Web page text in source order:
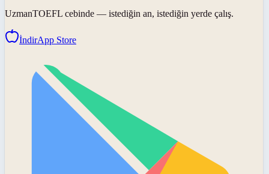
UzmanTOEFL cebinde — istediğin an, istediğin yerde çalış.
İndirApp Store